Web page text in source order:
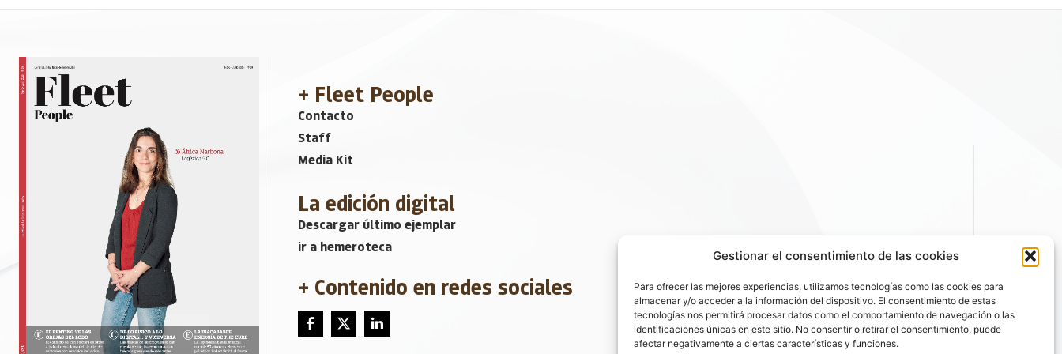
Gestionar el consentimiento de las cookies
Para ofrecer las mejores experiencias, utilizamos tecnologías como las cookies para
almacenar y/o acceder a la información del dispositivo. El consentimiento de estas
tecnologías nos permitirá procesar datos como el comportamiento de navegación o las
identificaciones únicas en este sitio. No consentir o retirar el consentimiento, puede
afectar negativamente a ciertas características y funciones.
+ Fleet People
Contacto
Staff
Media Kit
La edición digital
Descargar último ejemplar
ir a hemeroteca
+ Contenido en redes sociales